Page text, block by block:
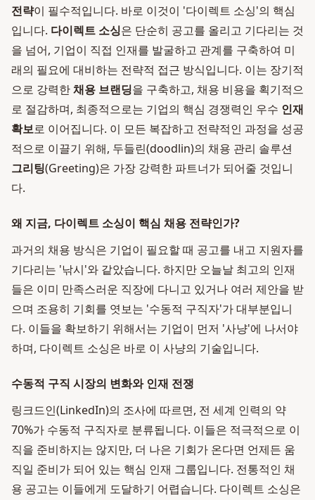
전략이 필수적입니다. 바로 이것이 '다이렉트 소싱'의 핵심
입니다. 다이렉트 소싱은 단순히 공고를 올리고 기다리는 것
을 넘어, 기업이 직접 인재를 발굴하고 관계를 구축하여 미
래의 필요에 대비하는 전략적 접근 방식입니다. 이는 장기적
으로 강력한채용 브랜딩을 구축하고, 채용 비용을 획기적으
로 절감하며, 최종적으로는 기업의 핵심 경쟁력인 우수 인재
확보로 이어집니다. 이 모든 복잡하고 전략적인 과정을 성공
적으로 이끌기 위해, 두들린(doodlin)의 채용 관리 솔루션
그리팅(Greeting)은 가장 강력한 파트너가 되어줄 것입니
다.
왜 지금, 다이렉트 소싱이 핵심 채용 전략인가?
과거의 채용 방식은 기업이 필요할 때 공고를 내고 지원자를
기다리는 '낚시'와 같았습니다. 하지만 오늘날 최고의 인재
들은 이미 만족스러운 직장에 다니고 있거나 여러 제안을 받
으며 조용히 기회를 엿보는 '수동적 구직자'가 대부분입니
다. 이들을 확보하기 위해서는 기업이 먼저 '사냥'에 나서야
하며, 다이렉트 소싱은 바로 이 사냥의 기술입니다.
수동적 구직 시장의 변화와 인재 전쟁
링크드인(LinkedIn)의 조사에 따르면, 전 세계 인력의 약
70%가 수동적 구직자로 분류됩니다. 이들은 적극적으로 이
직을 준비하지는 않지만, 더 나은 기회가 온다면 언제든 움
직일 준비가 되어 있는 핵심 인재 그룹입니다. 전통적인 채
용 공고는 이들에게 도달하기 어렵습니다. 다이렉트 소싱은